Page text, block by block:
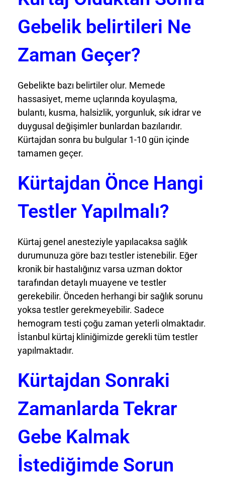
Gebelik belirtileri Ne
Zaman Geçer?
Gebelikte bazı belirtiler olur. Memede
hassasiyet, meme uçlarında koyulaşma,
bulantı, kusma, halsizlik, yorgunluk, sık idrar ve
duygusal değişimler bunlardan bazılarıdır.
Kürtajdan sonra bu bulgular 1-10 gün içinde
tamamen geçer.
Kürtajdan Önce Hangi
Testler Yapılmalı?
Kürtaj genel anesteziyle yapılacaksa sağlık
durumunuza göre bazı testler istenebilir. Eğer
kronik bir hastalığınız varsa uzman doktor
tarafından detaylı muayene ve testler
gerekebilir. Önceden herhangi bir sağlık sorunu
yoksa testler gerekmeyebilir. Sadece
hemogram testi çoğu zaman yeterli olmaktadır.
İstanbul kürtaj kliniğimizde gerekli tüm testler
yapılmaktadır.
Kürtajdan Sonraki
Zamanlarda Tekrar
Gebe Kalmak
İstediğimde Sorun